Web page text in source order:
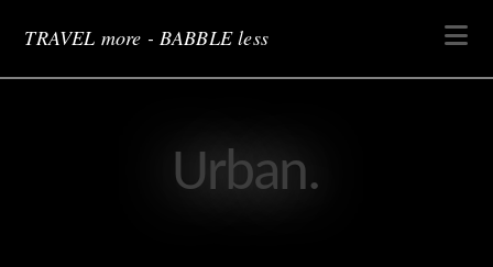
TRAVEL more - BABBLE less
Urban.